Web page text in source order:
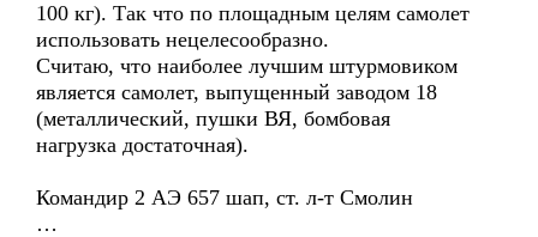
100 кг). Так что по площадным целям самолет
использовать нецелесообразно.
Считаю, что наиболее лучшим штурмовиком
является самолет, выпущенный заводом 18
(металлический, пушки ВЯ, бомбовая
нагрузка достаточная).
Командир 2 АЭ 657 шап, ст. л-т Смолин
…